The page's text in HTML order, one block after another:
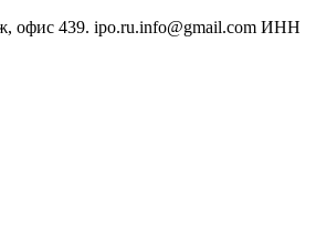
офис 439. ipo.ru.info@gmail.com ИНН